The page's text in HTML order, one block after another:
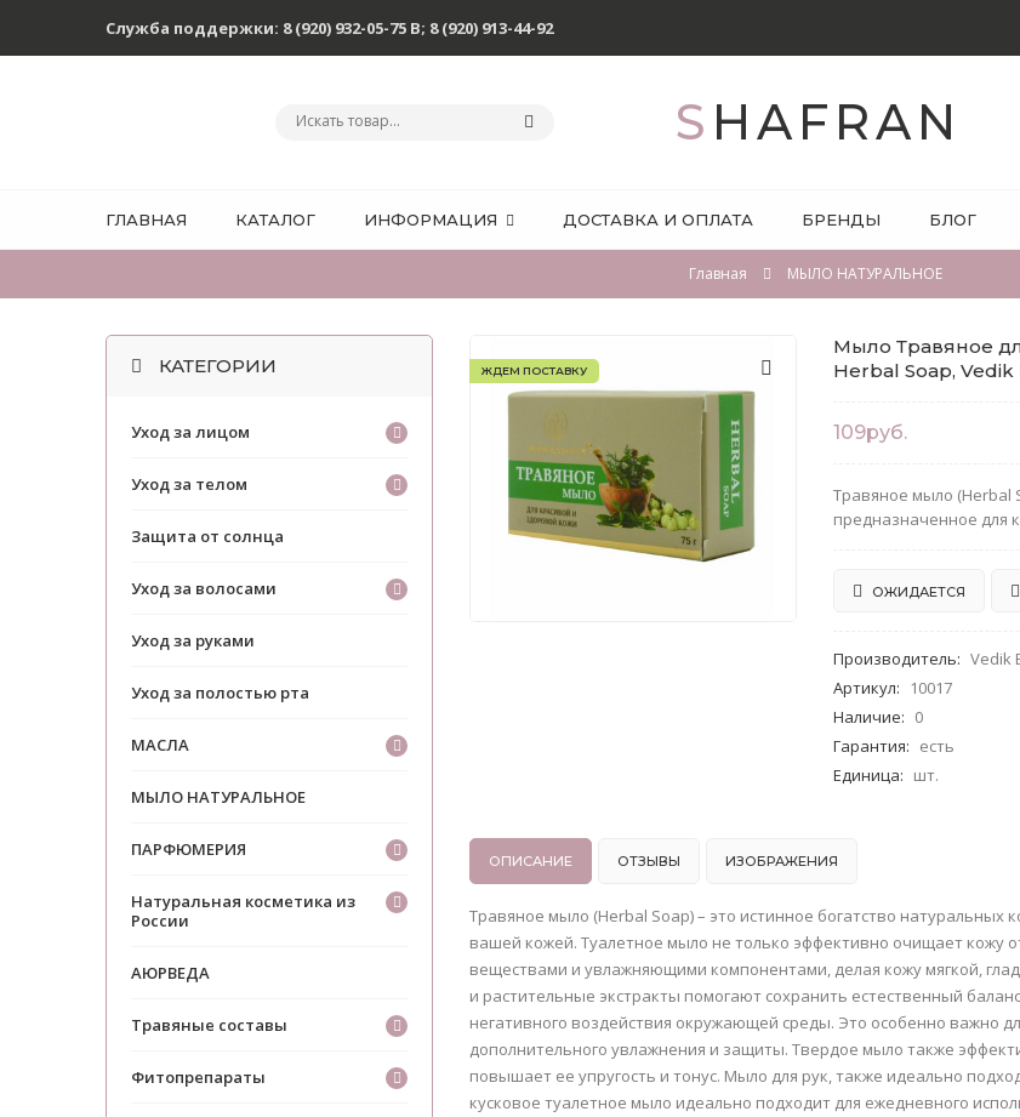
Служба поддержки: 8 (920) 932-05-75 В; 8 (920) 913-44-92
SHAFRAN
ГЛАВНАЯ КАТАЛОГ ИНФОРМАЦИЯ ДОСТАВКА И ОПЛАТА БРЕНДЫ БЛОГ
Главная МЫЛО НАТУРАЛЬНОЕ
ЖДЕМ ПОСТАВКУ
Мыло Травяное
Herbal Soap, Vedik
109руб.
Травяное мыло (Herbal
предназначенное для
ОЖИДАЕТСЯ
Производитель: Vedik
Артикул:
10017
Наличие: 0
Гарантия: есть
Единица: шт.
ОПИСАНИЕ ОТЗЫВЫ ИЗОБРАЖЕНИЯ
Травяное мыло (Herbal Soap) – это истинное богатство
вашей кожей. Туалетное мыло не только эффективно очищает кожу
веществами и увлажняющими компонентами, делая кожу мягкой,
и растительные экстракты помогают сохранить естественный
негативного воздействия окружающей среды. Это особенно важно
дополнительного увлажнения и защиты. Твердое мыло также
повышает ее упругость и тонус. Мыло для рук, также идеально
кусковое туалетное мыло идеально подходит для ежедневного
КАТЕГОРИИ
Уход за лицом
Уход за телом
Защита от солнца
Уход за волосами
Уход за руками
Уход за полостью рта
МАСЛА
МЫЛО НАТУРАЛЬНОЕ
ПАРФЮМЕРИЯ
Натуральная косметика из
России
АЮРВЕДА
Травяные составы
Фитопрепараты